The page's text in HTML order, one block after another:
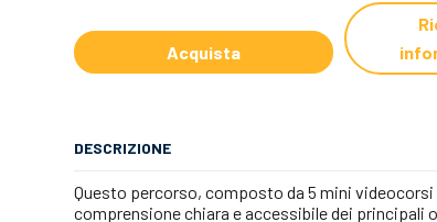
Acquista
DESCRIZIONE
Questo percorso, composto da 5 mini
comprensione chiara e accessibile dei principali